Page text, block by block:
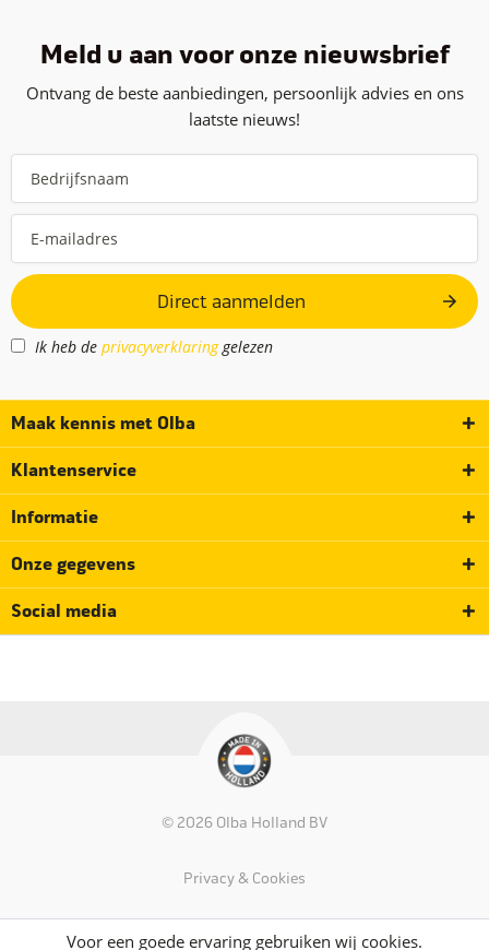
Meld u aan voor onze nieuwsbrief
Ontvang de beste aanbiedingen, persoonlijk advies en ons
laatste nieuws!
Direct aanmelden
Ik heb de privacyverklaringgelezen
Maak kennis met Olba
Klantenservice
Informatie
Onze gegevens
Social media
© 2026 Olba Holland BV
Privacy & Cookies
Voor een goede ervaring gebruiken wij cookies.